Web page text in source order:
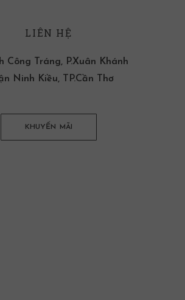
LIÊN HỆ
Công Tráng, P.Xuân Khánh
Ninh Kiều, TP.Cần Thơ
KHUYẾN MÃI